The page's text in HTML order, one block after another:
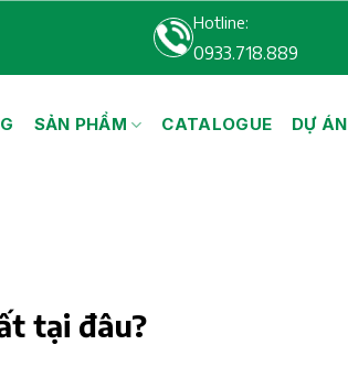
Hotline:
0933.718.889
SẢN PHẨM CATALOGUE DỰ ÁN
tại đâu?